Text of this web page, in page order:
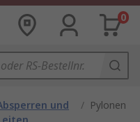
0
und
/ Pylonen